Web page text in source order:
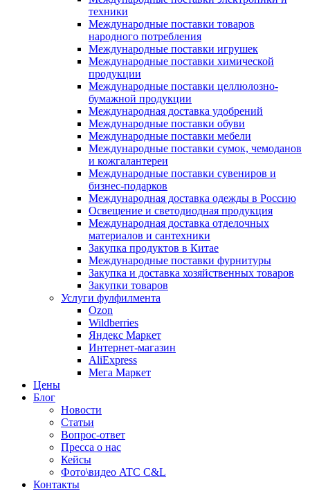
техники
Международные поставки товаров
народного потребления
Международные поставки игрушек
Международные поставки химической
продукции
Международные поставки целлюлозно-
бумажной продукции
Международная доставка удобрений
Международные поставки обуви
Международные поставки мебели
Международные поставки сумок, чемоданов
и кожгалантереи
Международные поставки сувениров и
бизнес-подарков
Международная доставка одежды в Россию
Освещение и светодиодная продукция
Международная доставка отделочных
материалов и сантехники
Закупка продуктов в Китае
Международные поставки фурнитуры
Закупка и доставка хозяйственных товаров
Закупки товаров
Услуги фулфилмента
Ozon
Wildberries
Яндекс Маркет
Интернет-магазин
AliExpress
Мега Маркет
Цены
Блог
Новости
Статьи
Вопрос-ответ
Пресса о нас
Кейсы
Фото\видео ATC C&L
Контакты